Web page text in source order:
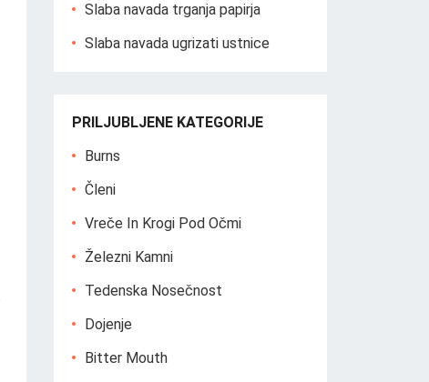
Slaba navada trganja papirja
Slaba navada ugrizati ustnice
PRILJUBLJENE KATEGORIJE
Burns
Členi
Vreče In Krogi Pod Očmi
Železni Kamni
Tedenska Nosečnost
Dojenje
Bitter Mouth